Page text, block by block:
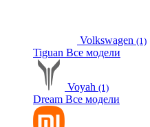
Volkswagen (1)
Tiguan Все модели
Voyah (1)
Dream Все модели